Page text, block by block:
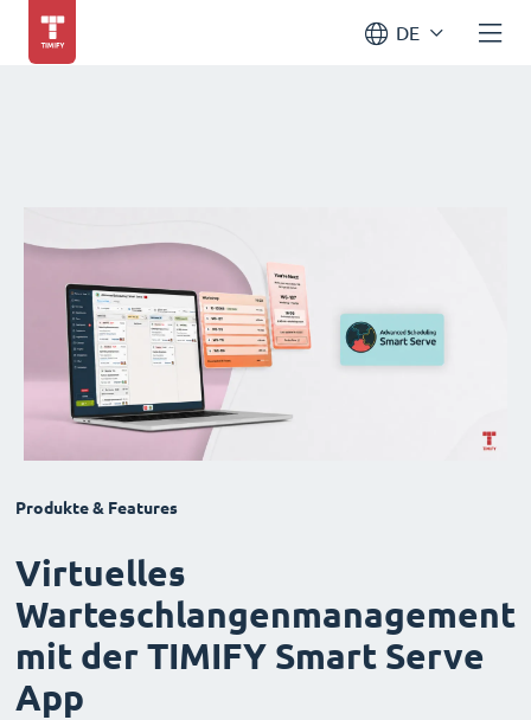
DE
Produkte & Features
Virtuelles
Warteschlangenmanagement
mit der TIMIFY Smart Serve
App